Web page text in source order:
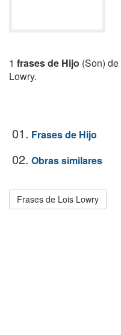
1 frases de Hijo (Son) de
Lowry.
01. Frases de Hijo
02. Obras similares
Frases de Lois Lowry